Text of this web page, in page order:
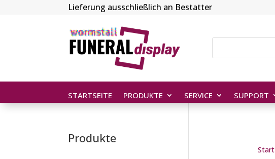
Lieferung ausschließlich an Bestatter
STARTSEITE PRODUKTE SERVICE SUPPORT
Start
Produkte